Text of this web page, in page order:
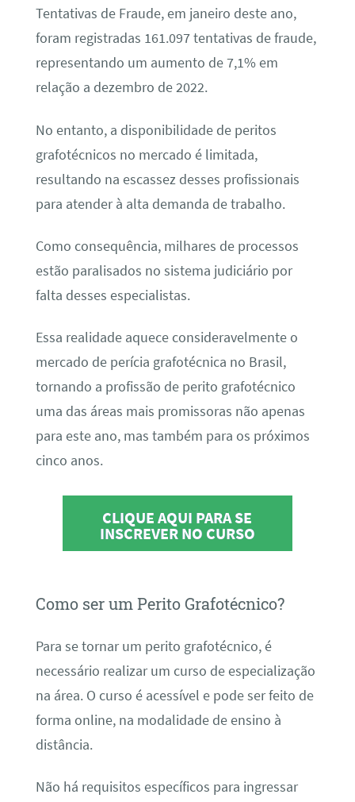
Tentativas de Fraude, em janeiro deste ano,
foram registradas 161.097 tentativas de fraude,
representando um aumento de 7,1% em
relação a dezembro de 2022.
No entanto, a disponibilidade de peritos
grafotécnicos no mercado é limitada,
resultando na escassez desses profissionais
para atender à alta demanda de trabalho.
Como consequência, milhares de processos
estão paralisados no sistema judiciário por
falta desses especialistas.
Essa realidade aquece consideravelmente o
mercado de perícia grafotécnica no Brasil,
tornando a profissão de perito grafotécnico
uma das áreas mais promissoras não apenas
para este ano, mas também para os próximos
cinco anos.
CLIQUE AQUI PARA SE
INSCREVER NO CURSO
Como ser um Perito Grafotécnico?
Para se tornar um perito grafotécnico, é
necessário realizar um curso de especialização
na área. O curso é acessível e pode ser feito de
forma online, na modalidade de ensino à
distância.
Não há requisitos específicos para ingressar